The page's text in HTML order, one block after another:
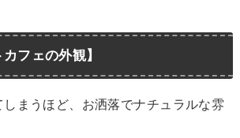
フェの外観】
まうほど、お洒落でナチュラルな雰